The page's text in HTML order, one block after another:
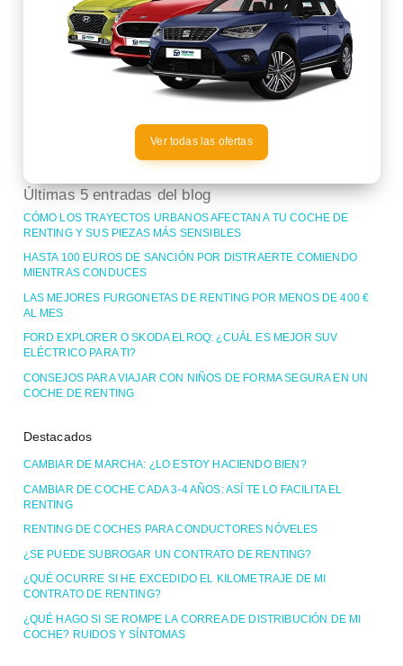
Ver todas las ofertas
Últimas 5 entradas del blog
CÓMO LOS TRAYECTOS URBANOS AFECTAN A TU COCHE DE
RENTING Y SUS PIEZAS MÁS SENSIBLES
HASTA 100 EUROS DE SANCIÓN POR DISTRAERTE COMIENDO
MIENTRAS CONDUCES
LAS MEJORES FURGONETAS DE RENTING POR MENOS DE 400 €
AL MES
FORD EXPLORER O SKODA ELROQ: ¿CUÁL ES MEJOR SUV
ELÉCTRICO PARA TI?
CONSEJOS PARA VIAJAR CON NIÑOS DE FORMA SEGURA EN UN
COCHE DE RENTING
Destacados
CAMBIAR DE MARCHA: ¿LO ESTOY HACIENDO BIEN?
CAMBIAR DE COCHE CADA 3-4 AÑOS: ASÍ TE LO FACILITA EL
RENTING
RENTING DE COCHES PARA CONDUCTORES NÓVELES
¿SE PUEDE SUBROGAR UN CONTRATO DE RENTING?
¿QUÉ OCURRE SI HE EXCEDIDO EL KILOMETRAJE DE MI
CONTRATO DE RENTING?
¿QUÉ HAGO SI SE ROMPE LA CORREA DE DISTRIBUCIÓN DE MI
COCHE? RUIDOS Y SÍNTOMAS